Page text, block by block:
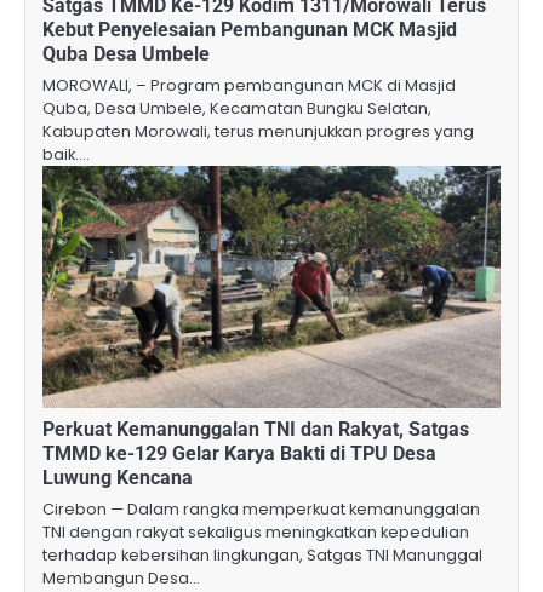
Satgas TMMD Ke-129 Kodim 1311/Morowali Terus
Kebut Penyelesaian Pembangunan MCK Masjid
Quba Desa Umbele
MOROWALI, – Program pembangunan MCK di Masjid
Quba, Desa Umbele, Kecamatan Bungku Selatan,
Kabupaten Morowali, terus menunjukkan progres yang
baik.…
Perkuat Kemanunggalan TNI dan Rakyat, Satgas
TMMD ke-129 Gelar Karya Bakti di TPU Desa
Luwung Kencana
Cirebon — Dalam rangka memperkuat kemanunggalan
TNI dengan rakyat sekaligus meningkatkan kepedulian
terhadap kebersihan lingkungan, Satgas TNI Manunggal
Membangun Desa…